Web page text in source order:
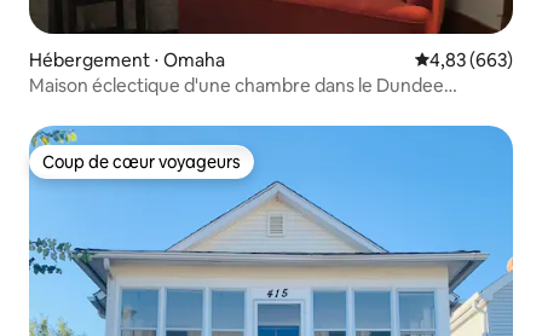
Hébergement ⋅ Omaha Évaluation
4,83 (663)
Maison éclectique d'une chambre dans le Dundee
Coup de cœur voyageurs
Coup de cœur voyageurs